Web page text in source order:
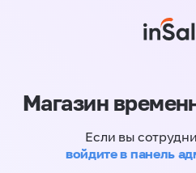
Магазин
Если вы
войдите в панель